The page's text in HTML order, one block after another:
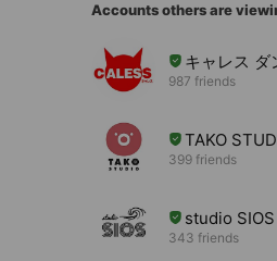
Accounts others are
キャレス ダ
987 friends
TAKO
399 friends
studio SIOS
343 friends